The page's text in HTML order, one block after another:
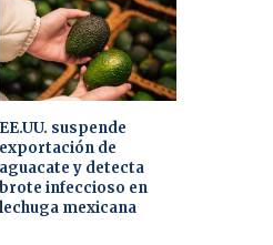
EE.UU. suspende
exportación de
aguacate y detecta
brote infeccioso en
lechuga mexicana